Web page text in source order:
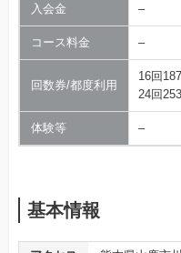
入会金 –
コース料金 –
回数券/都度利用
16回
24回
体験等 –
基本情報